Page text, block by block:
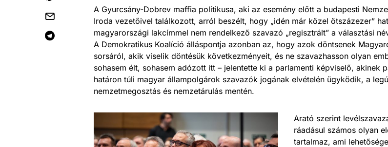
A Gyurcsány-Dobrev maffia politikusa, aki az esemény előtt a budapesti
Iroda vezetőivel találkozott, arról beszélt, hogy „idén már közel ötszázezer”
magyarországi lakcímmel nem rendelkező szavazó „regisztrált” a választási
A Demokratikus Koalíció álláspontja azonban az, hogy azok döntsenek
sorsáról, akik viselik döntésük következményeit, és ne szavazhasson olyan
sohasem élt, sohasem adózott itt – jelentette ki a parlamenti képviselő, akinek
határon túli magyar állampolgárok szavazók jogának elvételén ügyködik, a
nemzetmegosztás és nemzetárulás mentén.
Arató szerint
ráadásul számos olyan
tartalmaz, ami